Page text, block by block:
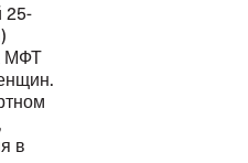
25-
МФТ
в